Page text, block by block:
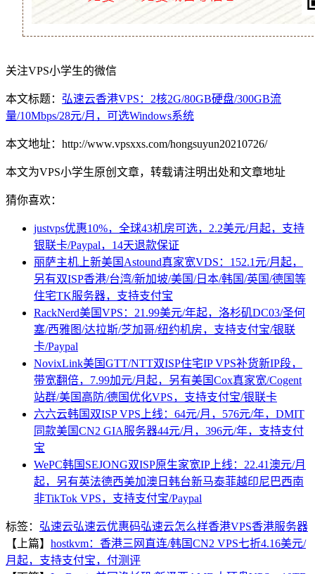
关注VPS小学生的微信
本文标题： 弘速云香港VPS：2核2G/80GB硬盘/300GB流
量/10Mbps/28元/月，可选Windows系统
本文地址：http://www.vpsxxs.com/hongsuyun20210726/
本文为VPS小学生原创文章，转载请注明出处和文章地址
猜你喜欢：
justvps优惠10%，全球43机房可选，2.2美元/月起，支持
银联卡/Paypal，14天退款保证
丽萨主机上新美国Astound真家宽VDS：152.1元/月起，
另有双ISP香港/台湾/新加坡/美国/日本/韩国/英国/德国等
住宅TK服务器，支持支付宝
RackNerd美国VPS：21.99美元/年起，洛杉矶DC03/圣何
塞/西雅图/达拉斯/芝加哥/纽约机房，支持支付宝/银联
卡/Paypal
NovixLink美国GTT/NTT双ISP住宅IP VPS补货新IP段，
带宽翻倍，7.99加元/月起，另有美国Cox真家宽/Cogent
站群/美国高防/德国优化VPS，支持支付宝/银联卡
六六云韩国双ISP VPS上线：64元/月，576元/年，DMIT
同款美国CN2 GIA服务器44元/月，396元/年，支持支付
宝
WePC韩国SEJONG双ISP原生家宽IP上线：22.41澳元/月
起，另有英法德西美加澳日韩台新马泰菲越印尼巴西南
非TikTok VPS，支持支付宝/Paypal
标签： 弘速云弘速云优惠码弘速云怎么样香港VPS香港服务器
【上篇】 hostkvm：香港三网直连/韩国CN2 VPS七折4.16美元/
月起，支持支付宝，付测评